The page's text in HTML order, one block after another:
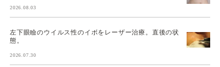
2026.08.03
左下眼瞼のウイルス性のイボをレーザー治療。直後の状
態。
2026.07.30